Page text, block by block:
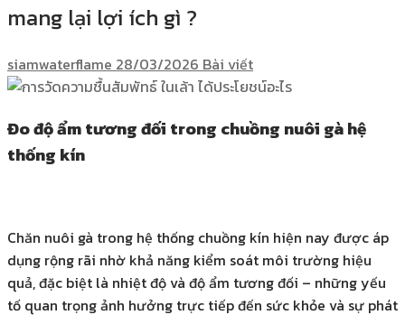
mang lại lợi ích gì ?
siamwaterflame 28/03/2026 Bài viết
Đo độ ẩm tương đối trong chuồng nuôi gà hệ
thống kín
Chăn nuôi gà trong hệ thống chuồng kín hiện nay được áp
dụng rộng rãi nhờ khả năng kiểm soát môi trường hiệu
quả, đặc biệt là nhiệt độ và độ ẩm tương đối – những yếu
tố quan trọng ảnh hưởng trực tiếp đến sức khỏe và sự phát